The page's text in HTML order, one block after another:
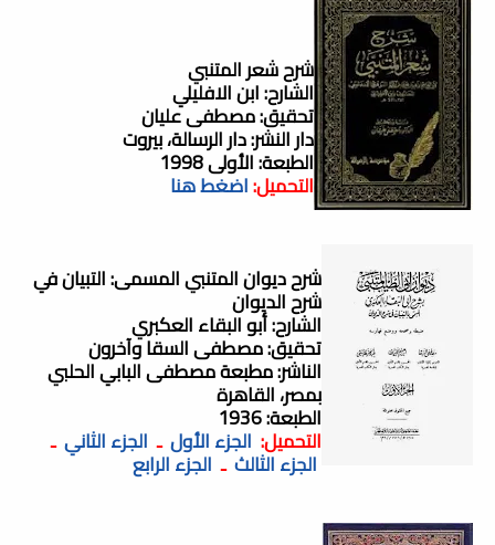
شرح شعر المتنبي
الشارح: ابن الافليلي
تحقيق: مصطفى عليان
دار النشر: دار الرسالة، بيروت
الطبعة: الأولى 1998
التحميل:اضغط هنا
شرح ديوان المتنبي المسمى: التبيان في
شرح الديوان
الشارح: أبو البقاء العكبري
تحقيق: مصطفى السقا وآخرون
الناشر: مطبعة مصطفى البابي الحلبي
بمصر، القاهرة
الطبعة: 1936
التحميل: الجزء الأولـ الجزء الثانيـ
الجزء الثالثـ الجزء الرابع